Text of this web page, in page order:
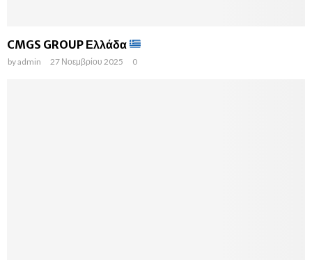
CMGS GROUP Ελλάδα
byadmin 27 Νοεμβρίου 2025 0